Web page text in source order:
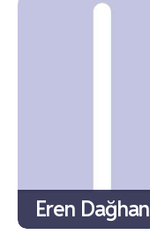
Eren Dağhan